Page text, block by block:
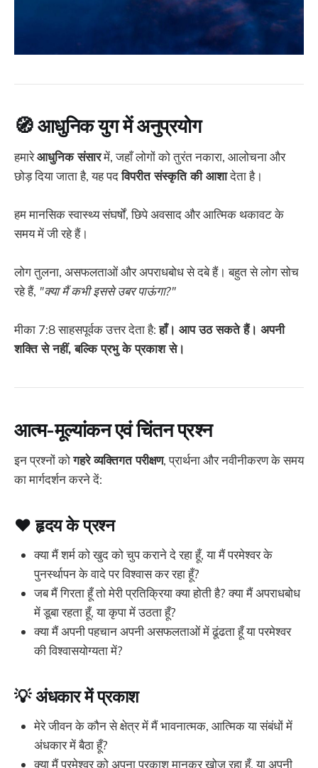
🧭आधुनिक युग में अनुप्रयोग
हमारेआधुनिक संसारमें, जहाँ लोगों को तुरंत नकारा, आलोचना और
छोड़ दिया जाता है, यह पदविपरीत संस्कृति की आशादेता है।
हम मानसिक स्वास्थ्य संघर्षों, छिपे अवसाद और आत्मिक थकावट के
समय में जी रहे हैं।
लोग तुलना, असफलताओं और अपराधबोध से दबे हैं। बहुत से लोग सोच
रहे हैं, "क्या मैं कभी इससे उबर पाऊंगा?"
मीका 7:8 साहसपूर्वक उत्तर देता है:हाँ। आप उठ सकते हैं। अपनी
शक्ति से नहीं, बल्कि प्रभु के प्रकाश से।
आत्म-मूल्यांकन एवं चिंतन प्रश्न
इन प्रश्नों कोगहरे व्यक्तिगत परीक्षण, प्रार्थना और नवीनीकरण के समय
का मार्गदर्शन करने दें:
❤️हृदय के प्रश्न
क्या मैं शर्म को खुद को चुप कराने दे रहा हूँ, या मैं परमेश्वर के
पुनर्स्थापन के वादे पर विश्वास कर रहा हूँ?
जब मैं गिरता हूँ तो मेरी प्रतिक्रिया क्या होती है? क्या मैं अपराधबोध
में डूबा रहता हूँ, या कृपा में उठता हूँ?
क्या मैं अपनी पहचान अपनी असफलताओं में ढूंढता हूँ या परमेश्वर
की विश्वासयोग्यता में?
💡अंधकार में प्रकाश
मेरे जीवन के कौन से क्षेत्र में मैं भावनात्मक, आत्मिक या संबंधों में
अंधकार में बैठा हूँ?
क्या मैं परमेश्वर को अपना प्रकाश मानकर खोज रहा हूँ, या अपनी